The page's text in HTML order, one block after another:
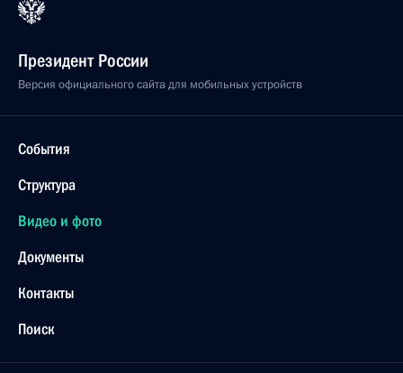
Президент России
Версия официального сайта для мобильных устройств
События
Структура
Видео и фото
Документы
Контакты
Поиск